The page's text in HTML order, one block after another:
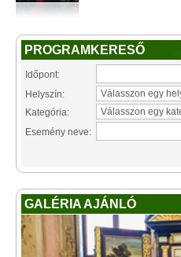
PROGRAMKERESŐ
Időpont:
Helyszín:
Kategória:
Esemény neve:
GALÉRIA AJÁNLÓ